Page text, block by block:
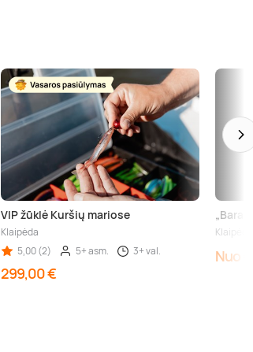
VIP žūklė Kuršių mariose
Klaipėda
5,00 (2)
5+ asm. 3+ val.
299,00 €
Klaipėda
Nuo